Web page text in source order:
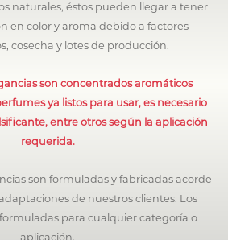
naturales, éstos pueden llegar a tener
en color y aroma debido a factores
cosecha y lotes de producción.
son concentrados aromáticos
ya listos para usar, es necesario
entre otros según la aplicación
requerida.
son formuladas y fabricadas acorde
de nuestros clientes. Los
para cualquier categoría o
aplicación.